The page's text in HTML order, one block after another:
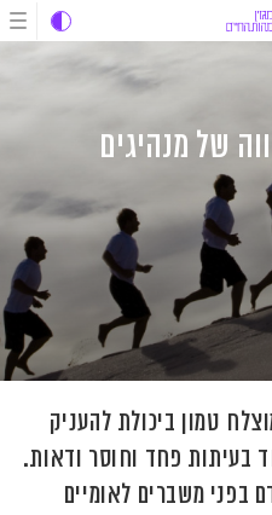
של מנהיגים
טמון ביכולת להעניק
בעיתות פחד וחוסר ודאות.
בפני משברים לאומיים